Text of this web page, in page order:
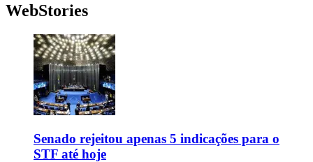
WebStories
Senado rejeitou apenas 5 indicações para o
STF até hoje